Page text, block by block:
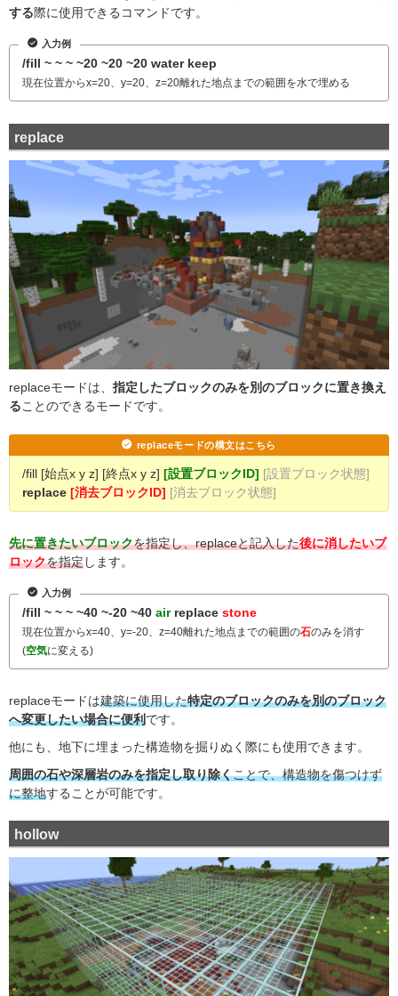
する際に使用できるコマンドです。
入力例
/fill ~ ~ ~ ~20 ~20 ~20 water keep
現在位置からx=20、y=20、z=20離れた地点までの範囲を水で埋める
replace
replaceモードは、 指定したブロックのみを別のブロックに置き換え
ることのできるモードです。
replaceモードの構文はこちら
/fill [始点x y z] [終点x y z] [設置ブロックID] [設置ブロック状態]
replace [消去ブロックID] [消去ブロック状態]
先に置きたいブロックを指定し、replaceと記入した後に消したいブ
ロックを指定します。
入力例
/fill ~ ~ ~ ~40 ~-20 ~40 airreplace stone
現在位置からx=40、y=-20、z=40離れた地点までの範囲の石のみを消す
(空気に変える)
replaceモードは建築に使用した特定のブロックのみを別のブロック
へ変更したい場合に便利です。
他にも、地下に埋まった構造物を掘りぬく際にも使用できます。
周囲の石や深層岩のみを指定し取り除くことで、構造物を傷つけず
に整地することが可能です。
hollow